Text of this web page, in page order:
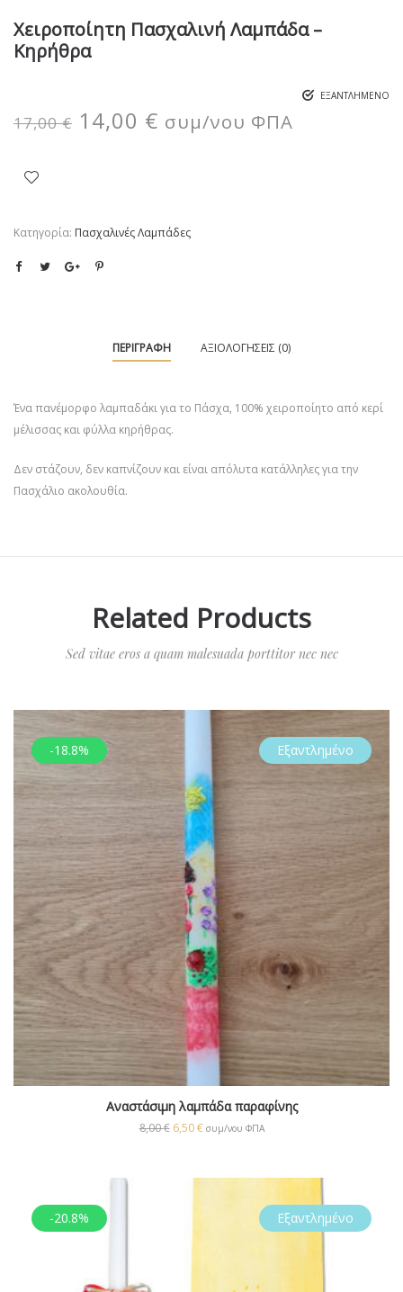
Χειροποίητη Πασχαλινή Λαμπάδα –
Κηρήθρα
ΕΞΑΝΤΛΗΜΈΝΟ
17,00€ 14,00 € συμ/νου ΦΠΑ
Κατηγορία: Πασχαλινές Λαμπάδες
ΠΕΡΙΓΡΑΦΉ ΑΞΙΟΛΟΓΉΣΕΙΣ (0)
Ένα πανέμορφο λαμπαδάκι για το Πάσχα, 100% χειροποίητο από κερί
μέλισσας και φύλλα κηρήθρας.
Δεν στάζουν, δεν καπνίζουν και είναι απόλυτα κατάλληλες για την
Πασχάλιο ακολουθία.
Related Products
Sed vitae eros a quam malesuada porttitor nec nec
-18.8% Εξαντλημένο
Αναστάσιμη λαμπάδα παραφίνης
8,00€ 6,50€ συμ/νου ΦΠΑ
-20.8% Εξαντλημένο